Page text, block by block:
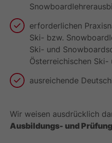
erforderlichen
Ski- bzw.
Ski- und
Österreichischen
ausreichende
Wir weisen ausdrücklich
Ausbildungs- und